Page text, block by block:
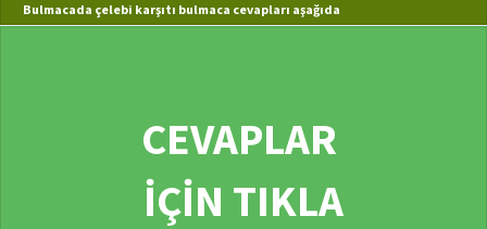
Bulmacada çelebi karşıtı bulmaca cevapları aşağıda
CEVAPLAR
İÇİN TIKLA